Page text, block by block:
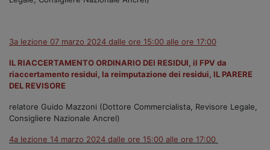
3a lezione 07 marzo 2024 dalle ore 15:00 alle ore 17:00
IL RIACCERTAMENTO ORDINARIO DEI RESIDUI, il FPV da
riaccertamento residui, la reimputazione dei residui, IL PARERE
DEL REVISORE
relatore Guido Mazzoni (Dottore Commercialista, Revisore Legale,
Consigliere Nazionale Ancrel)
4a lezione 14 marzo 2024 dalle ore 15:00 alle ore 17:00